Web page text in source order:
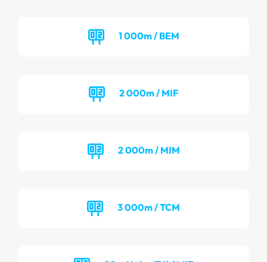
1 000m / BEM
2 000m / MIF
2 000m / MIM
3 000m / TCM